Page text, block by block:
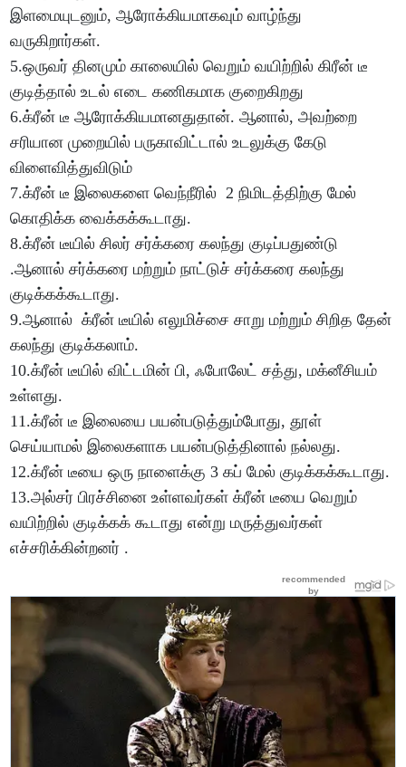
இளமையுடனும், ஆரோக்கியமாகவும் வாழ்ந்து
வருகிறார்கள்.
5.ஒருவர் தினமும் காலையில் வெறும் வயிற்றில் கிரீன் டீ
குடித்தால் உடல் எடை கணிகமாக குறைகிறது
6.க்ரீன் டீ ஆரோக்கியமானதுதான். ஆனால், அவற்றை
சரியான முறையில் பருகாவிட்டால் உடலுக்கு கேடு
விளைவித்துவிடும்
7.க்ரீன் டீ இலைகளை வெந்நீரில் 2 நிமிடத்திற்கு மேல்
கொதிக்க வைக்கக்கூடாது.
8.க்ரீன் டீயில் சிலர் சர்க்கரை கலந்து குடிப்பதுண்டு
.ஆனால் சர்க்கரை மற்றும் நாட்டுச் சர்க்கரை கலந்து
குடிக்கக்கூடாது.
9.ஆனால் க்ரீன் டீயில் எலுமிச்சை சாறு மற்றும் சிறித தேன்
கலந்து குடிக்கலாம்.
10.க்ரீன் டீயில் விட்டமின் பி, ஃபோலேட் சத்து, மக்னீசியம்
உள்ளது.
11.க்ரீன் டீ இலையை பயன்படுத்தும்போது, தூள்
செய்யாமல் இலைகளாக பயன்படுத்தினால் நல்லது.
12.க்ரீன் டீயை ஒரு நாளைக்கு 3 கப் மேல் குடிக்கக்கூடாது.
13.அல்சர் பிரச்சினை உள்ளவர்கள் க்ரீன் டீயை வெறும்
வயிற்றில் குடிக்கக் கூடாது என்று மருத்துவர்கள்
எச்சரிக்கின்றனர் .